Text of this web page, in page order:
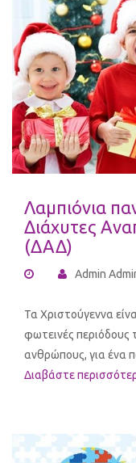
Λαμπιόνια
Διάχυτες
(ΔΑΔ)
Admin
Τα Χριστούγεννα
φωτεινές περιόδους
ανθρώπους, για ένα
Διαβάστε